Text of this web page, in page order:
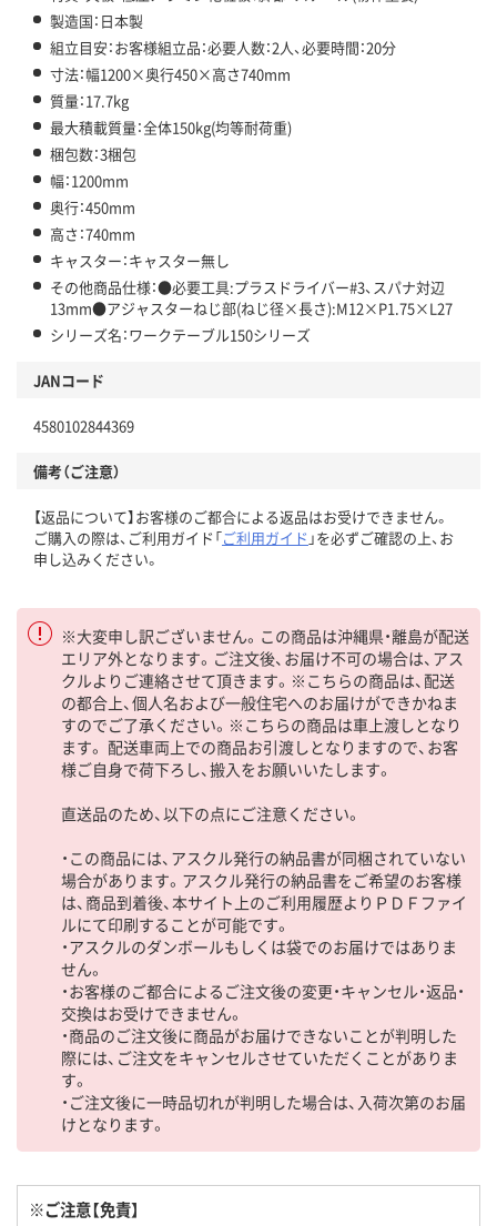
製造国：日本製
組立目安：お客様組立品：必要人数：2人、必要時間：20分
寸法：幅1200×奥行450×高さ740mm
質量：17.7kg
最大積載質量：全体150kg(均等耐荷重)
梱包数：3梱包
幅：1200mm
奥行：450mm
高さ：740mm
キャスター：キャスター無し
その他商品仕様：●必要工具:プラスドライバー#3、スパナ対辺
13mm●アジャスターねじ部(ねじ径×長さ):M12×P1.75×L27
シリーズ名：ワークテーブル150シリーズ
JANコード
4580102844369
備考（ご注意）
【返品について】お客様のご都合による返品はお受けできません。
ご購入の際は、ご利用ガイド「ご利用ガイド 」を必ずご確認の上、お
申し込みください。
※大変申し訳ございません。この商品は沖縄県・離島が配送
エリア外となります。ご注文後、お届け不可の場合は、アス
クルよりご連絡させて頂きます。※こちらの商品は、配送
の都合上、個人名および一般住宅へのお届けができかねま
すのでご了承ください。※こちらの商品は車上渡しとなり
ます。 配送車両上での商品お引渡しとなりますので、お客
様ご自身で荷下ろし、搬入をお願いいたします。
直送品のため、以下の点にご注意ください。
・この商品には、アスクル発行の納品書が同梱されていない
場合があります。アスクル発行の納品書をご希望のお客様
は、商品到着後、本サイト上のご利用履歴よりＰＤＦファイ
ルにて印刷することが可能です。
・アスクルのダンボールもしくは袋でのお届けではありま
せん。
・お客様のご都合によるご注文後の変更・キャンセル・返品・
交換はお受けできません。
・商品のご注文後に商品がお届けできないことが判明した
際には、ご注文をキャンセルさせていただくことがありま
す。
・ご注文後に一時品切れが判明した場合は、入荷次第のお届
けとなります。
※ご注意【免責】